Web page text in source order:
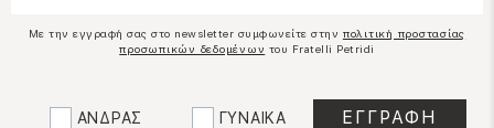
Με την εγγραφή σας στο newsletter συμφωνείτε στην πολιτική προστασίας
προσωπικών δεδομένων του Fratelli Petridi
ΑΝΔΡΑΣ ΓΥΝΑΙΚΑ